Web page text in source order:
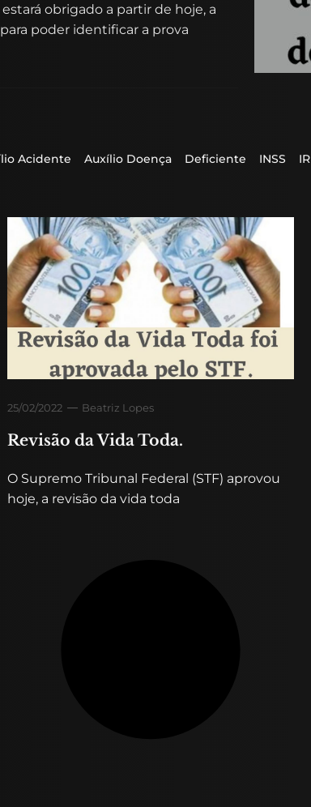
obrigado a partir de hoje, a
poder identificar a prova
Acidente Auxílio Doença Deficiente INSS IR
25/02/2022 Beatriz Lopes
Revisão da Vida Toda.
O Supremo Tribunal Federal (STF) aprovou
hoje, a revisão da vida toda